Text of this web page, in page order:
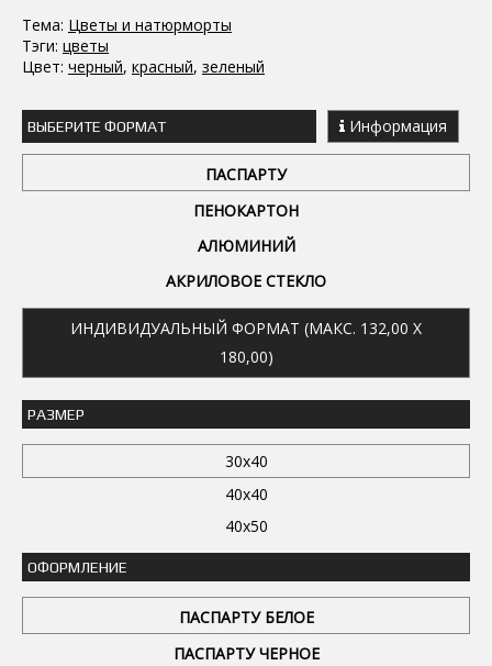
Тема: Цветы и натюрморты
Тэги: цветы
Цвет: черный, красный, зеленый
ВЫБЕРИТЕ ФОРМАТ Информация
ПАСПАРТУ
ПЕНОКАРТОН
АЛЮМИНИЙ
АКРИЛОВОЕ СТЕКЛО
ИНДИВИДУАЛЬНЫЙ ФОРМАТ (МАКС. 132,00 X
180,00)
РАЗМЕР
30x40
40x40
40x50
ОФОРМЛЕНИЕ
ПАСПАРТУ БЕЛОЕ
ПАСПАРТУ ЧЕРНОЕ